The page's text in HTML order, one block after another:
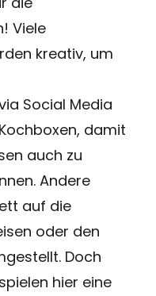
Viele
kreativ, um
Social Media
damit
auch zu
Andere
auf die
oder den
Doch
hier eine